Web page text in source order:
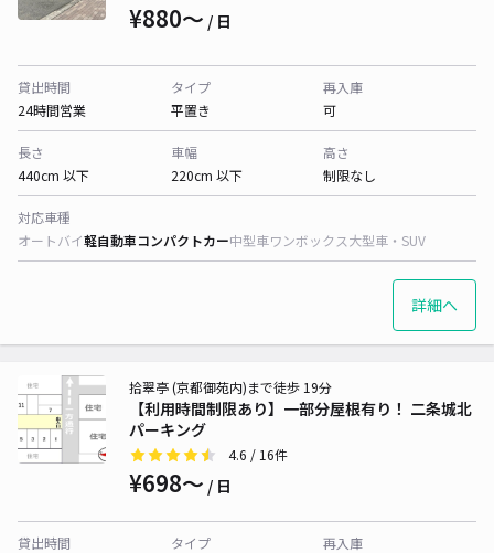
¥880〜 / 日
貸出時間
24時間営業
タイプ
平置き
再入庫
可
長さ
440cm 以下
車幅
220cm 以下
高さ
制限なし
対応車種
オートバイ軽自動車コンパクトカー中型車ワンボックス大型車・SUV
詳細へ
【利用時間制限あり】一部分屋根有り！ 二条城北
パーキング
拾翠亭 (京都御苑内)まで徒歩 19分
4.6 / 16件
¥698〜 / 日
貸出時間
タイプ
再入庫